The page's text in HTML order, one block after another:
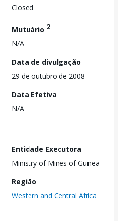
Closed
Mutuário 2
N/A
Data de divulgação
29 de outubro de 2008
Data Efetiva
N/A
Entidade Executora
Ministry of Mines of Guinea
Região
Western and Central Africa